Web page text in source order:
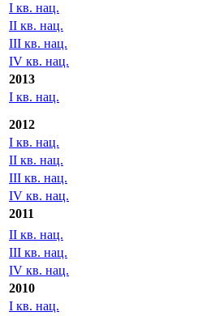
I кв. нац.
II кв. нац.
III кв. нац.
IV кв. нац.
2013
I кв. нац.
2012
I кв. нац.
II кв. нац.
III кв. нац.
IV кв. нац.
2011
II кв. нац.
III кв. нац.
IV кв. нац.
2010
I кв. нац.